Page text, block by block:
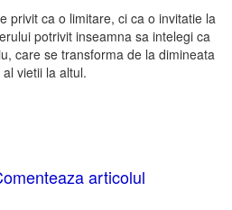
privit ca o limitare, ci ca o invitatie la
potrivit inseamna sa intelegi ca
care se transforma de la dimineata
vietii la altul.
articolul